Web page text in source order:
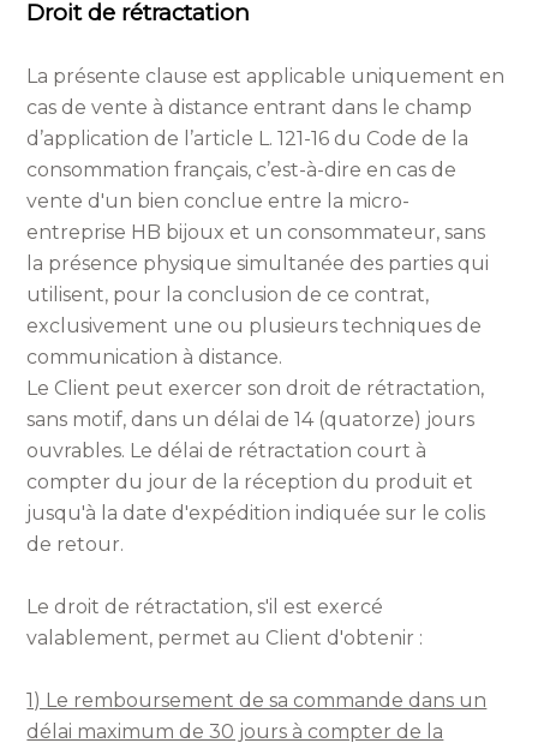
Droit de rétractation
La présente clause est applicable uniquement en
cas de vente à distance entrant dans le champ
d’application de l’article L. 121-16 du Code de la
consommation français, c’est-à-dire en cas de
vente d'un bien conclue entre la micro-
entreprise HB bijoux et un consommateur, sans
la présence physique simultanée des parties qui
utilisent, pour la conclusion de ce contrat,
exclusivement une ou plusieurs techniques de
communication à distance.
Le Client peut exercer son droit de rétractation,
sans motif, dans un délai de 14 (quatorze) jours
ouvrables. Le délai de rétractation court à
compter du jour de la réception du produit et
jusqu'à la date d'expédition indiquée sur le colis
de retour.
Le droit de rétractation, s'il est exercé
valablement, permet au Client d'obtenir :
1) Le remboursement de sa commande dans un
délai maximum de 30 jours à compter de la